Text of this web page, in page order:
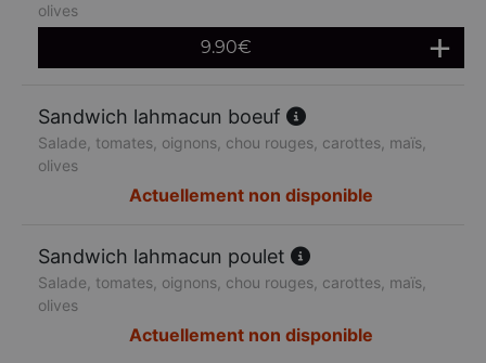
olives
9.90€
Sandwich lahmacun boeuf
Salade, tomates, oignons, chou rouges, carottes, maïs,
olives
Actuellement non disponible
Sandwich lahmacun poulet
Salade, tomates, oignons, chou rouges, carottes, maïs,
olives
Actuellement non disponible